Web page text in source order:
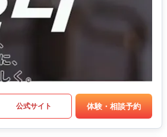
公式サイト 体験・相談予約